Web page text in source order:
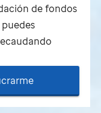
de fondos